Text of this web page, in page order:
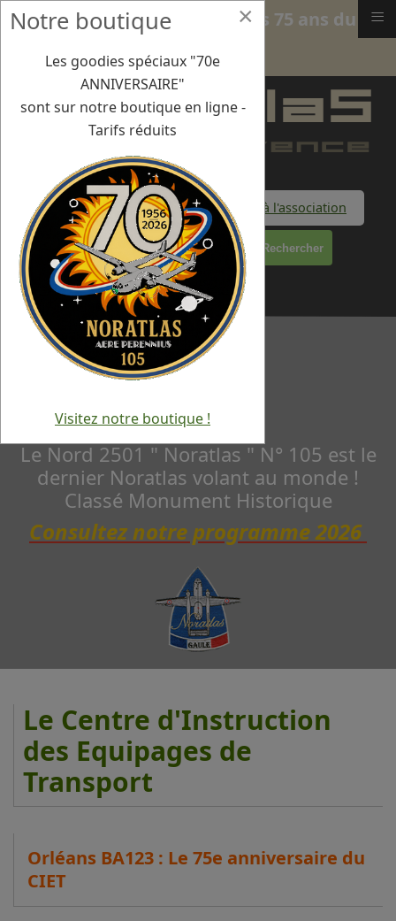
Faire un don à l'association
Rechercher
Le Nord 2501 " Noratlas " N° 105 est le
dernier Noratlas volant au monde !
Classé Monument Historique
Consultez notre programme 2026
Le Centre d'Instruction
des Equipages de
Transport
Orléans BA123 : Le 75e anniversaire du
CIET
×
Notre boutique
Les goodies spéciaux "70e
ANNIVERSAIRE"
sont sur notre boutique en ligne -
Tarifs réduits
Visitez notre boutique !
24/06/21 : Orléans BA123 : les 75 ans du
≡